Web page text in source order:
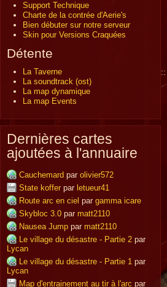
Support Technique
Charte de la contrée d'Aerie's
Bien débuter sur notre serveur
Skin pour Versions Craquées
Détente
La Taverne
La soundtrack (ost)
La map dynamique
La map Events
Dernières cartes
ajoutées à l'annuaire
Cauchemard par olivier572
State koffer par letueur41
Route arc en ciel par gamma icare
Skybloc 3.0 par matt2110
Nausea Jump par matt2110
Le village du désastre - Partie 2 par
Lycan
Le village du désastre - Partie 1 par
Lycan
Map d'entrainement au tir à l'arc par
::